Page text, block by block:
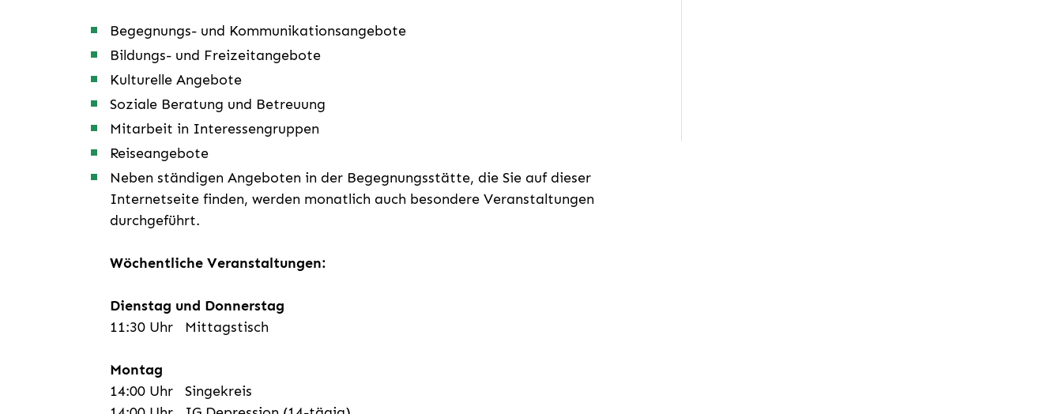
Begegnungs- und Kommunikationsangebote
Bildungs- und Freizeitangebote
Kulturelle Angebote
Soziale Beratung und Betreuung
Mitarbeit in Interessengruppen
Reiseangebote
Neben ständigen Angeboten in der Begegnungsstätte, die Sie auf dieser
Internetseite finden, werden monatlich auch besondere Veranstaltungen
durchgeführt.
Wöchentliche Veranstaltungen:
Dienstag und Donnerstag
11:30 Uhr Mittagstisch
Montag
14:00 Uhr Singekreis